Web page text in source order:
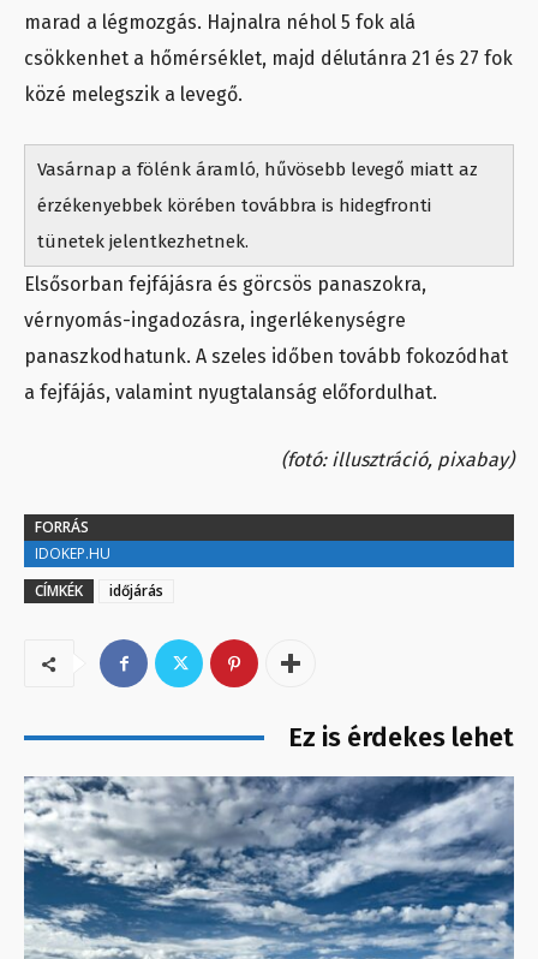
marad a légmozgás. Hajnalra néhol 5 fok alá
csökkenhet a hőmérséklet, majd délutánra 21 és 27 fok
közé melegszik a levegő.
Vasárnap a fölénk áramló, hűvösebb levegő miatt az
érzékenyebbek körében továbbra is hidegfronti
tünetek jelentkezhetnek.
Elsősorban fejfájásra és görcsös panaszokra,
vérnyomás-ingadozásra, ingerlékenységre
panaszkodhatunk. A szeles időben tovább fokozódhat
a fejfájás, valamint nyugtalanság előfordulhat.
(fotó: illusztráció, pixabay)
FORRÁS
IDOKEP.HU
CÍMKÉK
időjárás
Ez is érdekes lehet